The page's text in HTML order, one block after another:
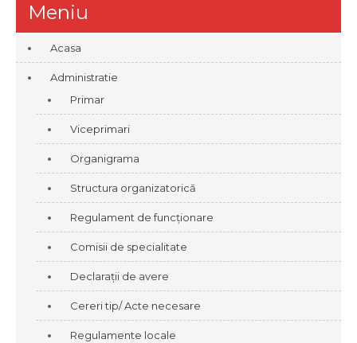
Meniu
Acasa
Administratie
Primar
Viceprimari
Organigrama
Structura organizatorică
Regulament de funcționare
Comisii de specialitate
Declarații de avere
Cereri tip/ Acte necesare
Regulamente locale